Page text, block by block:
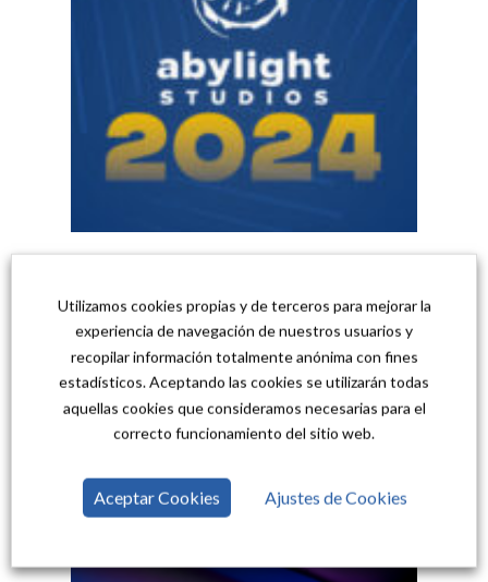
Utilizamos cookies propias y de terceros para mejorar la
experiencia de navegación de nuestros usuarios y
recopilar información totalmente anónima con fines
estadísticos. Aceptando las cookies se utilizarán todas
aquellas cookies que consideramos necesarias para el
correcto funcionamiento del sitio web.
Aceptar Cookies Ajustes de Cookies